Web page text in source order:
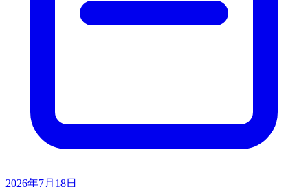
2026年7月18日